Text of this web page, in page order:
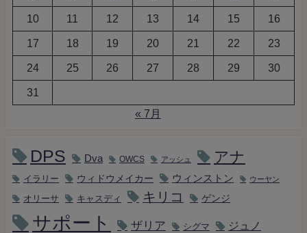
10 11 12 13 14 15 16
17 18 19 20 21 22 23
24 25 26 27 28 29 30
31
« 7月
DPS Dva OWCS アッシュ アナ
イラリー ウィドウメイカー ウィンストン ウーヤン
オリーサ キャスディ キリコ ゲンジ
サポート ザリア シグマ ジュノ